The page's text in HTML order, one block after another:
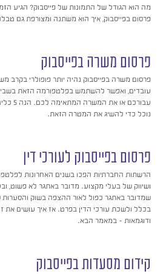
מה הוא הגודל של התמונות של פייסבוק? הגיע
פרסום בפייסבוק, איך הוא משתנה ומצורפת גם
פרסום משרה בפייסבוק
פרסום משרה בפייסבוק נהיה יותר פופולרי
עובדים, ואפשר להשתמש בפלטפורמה הזאת
עבורכם
נוכל כדי להשיג את המטרה הזאת.
פרסום בפייסבוק לעורכי דין
הרשתות החברתיות הפכו בשנים האחרונות
ושיווק של בעלי מקצוע. מדובר באתגר לא פשוט,
שמדובר באתגר כפול לאור ההצפה בשוק
בכלל ולשכת עורכי הדין בפרט. אז איך עושים את
ודוגמאות – במאמר הבא.
קידום מסעדות בפייסבוק